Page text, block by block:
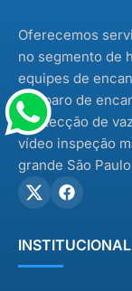
Oferecemos
no segmento de
equipes de
e reparo de
Ddetecção de
vídeo inspeção
grande São
INSTITUCIONAL